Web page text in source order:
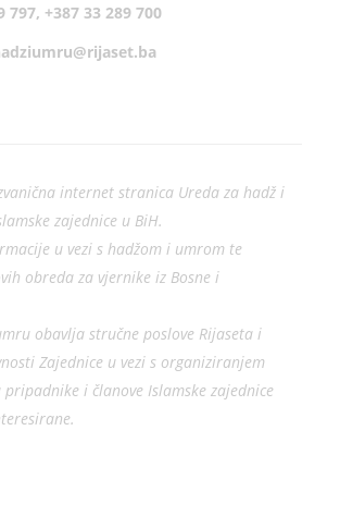
797, +387 33 289 700
internet stranica Ureda za hadž i
zajednice u BiH.
u vezi s hadžom i umrom te
obreda za vjernike iz Bosne i
obavlja stručne poslove Rijaseta i
Zajednice u vezi s organiziranjem
i članove Islamske zajednice